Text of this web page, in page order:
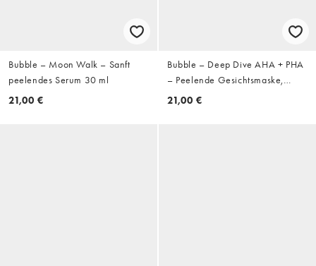
Bubble – Moon Walk – Sanft
peelendes Serum 30 ml
21,00 €
Bubble – Deep Dive AHA + PHA
– Peelende Gesichtsmaske,
50 ml
21,00 €